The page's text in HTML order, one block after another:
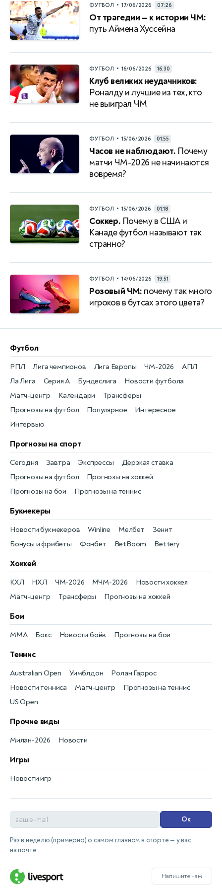
ФУТБОЛ • 17/06/2026 07:26
От трагедии — к истории ЧМ:
путь Аймена Хуссейна
ФУТБОЛ • 16/06/2026 16:30
Клуб великих неудачников:
Роналду и лучшие из тех, кто
не выиграл ЧМ
ФУТБОЛ • 15/06/2026 01:55
Часов не наблюдают. Почему
матчи ЧМ-2026 не начинаются
вовремя?
ФУТБОЛ • 15/06/2026 01:18
Соккер. Почему в США и
Канаде футбол называют так
странно?
ФУТБОЛ • 14/06/2026 19:51
Розовый ЧМ: почему так много
игроков в бутсах этого цвета?
Футбол
Новости футбола
РПЛ
Матч-центр
Лига чемпионов
Календари
Лига Европы
Трансферы
ЧМ-2026
Прогнозы на футбол
АПЛ
Популярное
Ла Лига
Интересное
Серия А
Интервью
Бундеслига
Прогнозы на спорт
Прогнозы на футбол
Сегодня
Прогнозы на хоккей
Завтра
Прогнозы на бои
Экспрессы
Прогнозы на теннис
Дерзкая ставка
Букмекеры
Бонусы и фрибеты
Новости букмекеров
Фонбет
Winline
BetBoom
Мелбет
Bettery
Зенит
Хоккей
Новости хоккея
КХЛ
Матч-центр
НХЛ
Трансферы
ЧМ-2026
Прогнозы на хоккей
МЧМ-2026
Бои
Новости боёв
MMA Прогнозы на бои
Бокс
Теннис
Новости тенниса
Australian Open
Матч-центр
Уимблдон
Прогнозы на теннис
Ролан Гаррос
US Open
Прочие виды
Новости
Милан-2026
Игры
Новости игр
Ок
Раз в неделю (примерно) о самом главном в спорте — у вас
на почте
Напишите нам